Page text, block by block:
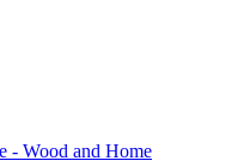
- Wood and Home